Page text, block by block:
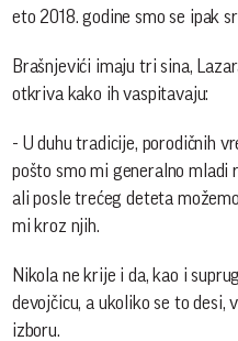
eto 2018. godine smo se ipak
Brašnjevići imaju tri sina,
otkriva kako ih vaspitavaju:
- U duhu tradicije, porodičnih
pošto smo mi generalno mladi
ali posle trećeg deteta
mi kroz njih.
Nikola ne krije i da, kao i
devojčicu, a ukoliko se to desi,
izboru.